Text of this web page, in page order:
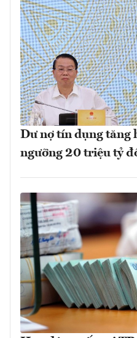
Dư nợ tín dụng tăng
ngưỡng 20 triệu tỷ